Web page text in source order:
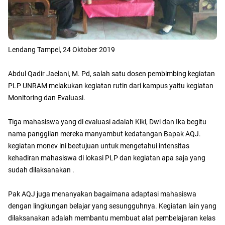
Lendang Tampel, 24 Oktober 2019
Abdul Qadir Jaelani, M. Pd, salah satu dosen pembimbing kegiatan
PLP UNRAM melakukan kegiatan rutin dari kampus yaitu kegiatan
Monitoring dan Evaluasi.
Tiga mahasiswa yang di evaluasi adalah Kiki, Dwi dan Ika begitu
nama panggilan mereka manyambut kedatangan Bapak AQJ.
kegiatan monev ini beetujuan untuk mengetahui intensitas
kehadiran mahasiswa di lokasi PLP dan kegiatan apa saja yang
sudah dilaksanakan .
Pak AQJ juga menanyakan bagaimana adaptasi mahasiswa
dengan lingkungan belajar yang sesungguhnya. Kegiatan lain yang
dilaksanakan adalah membantu membuat alat pembelajaran kelas